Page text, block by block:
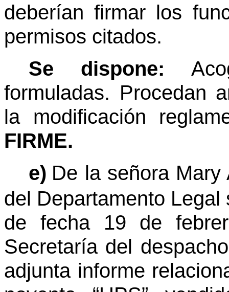
deberían firmar los
permisos citados.
Se dispone:
formuladas. Procedan
la modificación
FIRME.
e) De la señora
del Departamento
de fecha 19 de
Secretaría del
adjunta informe